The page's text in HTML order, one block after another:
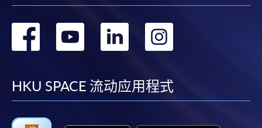
转
facebook
转
youtube
转
linkedin
转
HKU SPACE 流动应用程式